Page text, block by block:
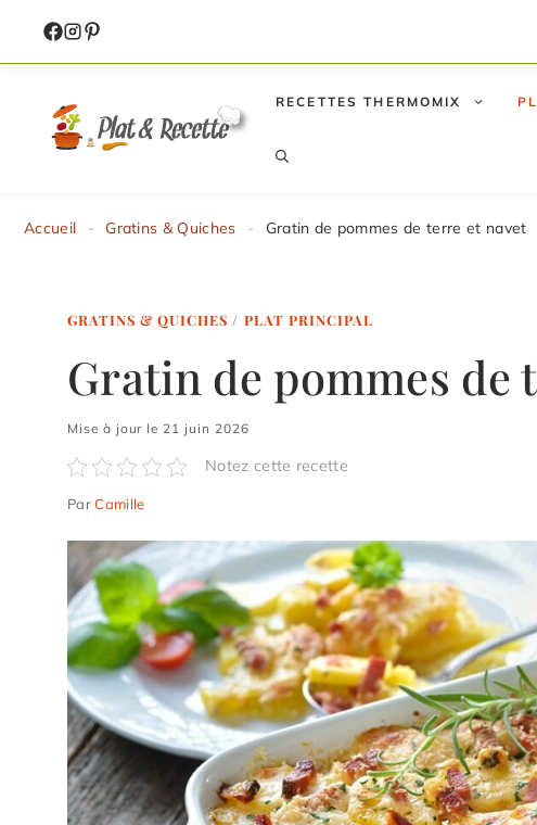
contenu
RECETTES THERMOMIX
Accueil - Gratins & Quiches - Gratin de pommes de terre et navet
GRATINS & QUICHES / PLAT PRINCIPAL
Gratin de pommes de
Mise à jour le 21 juin 2026
Notez cette recette
ParCamille